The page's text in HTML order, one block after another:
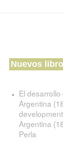
Nuevos
El
Argentina
Argentina
Perla